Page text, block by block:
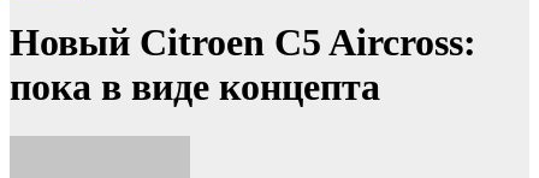
Новый Citroen C5 Aircross:
пока в виде концепта